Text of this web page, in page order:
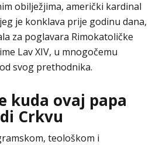
obilježjima, američki kardinal
je konklava prije godinu dana,
za poglavara Rimokatoličke
Lav XIV, u mnogočemu
svog prethodnika.
kuda ovaj papa
Crkvu
teološkom i